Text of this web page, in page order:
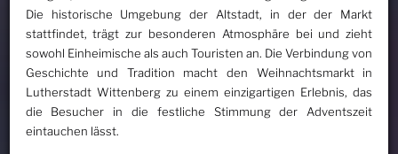
Die historische Umgebung der Altstadt, in der der Markt
stattfindet, trägt zur besonderen Atmosphäre bei und zieht
sowohl Einheimische als auch Touristen an. Die Verbindung von
Geschichte und Tradition macht den Weihnachtsmarkt in
Lutherstadt Wittenberg zu einem einzigartigen Erlebnis, das
die Besucher in die festliche Stimmung der Adventszeit
eintauchen lässt.